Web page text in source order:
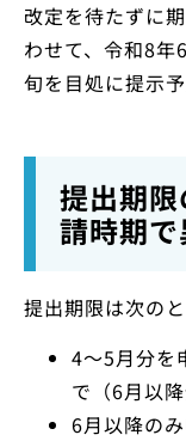
改定を待たずに
わせて、令和8
旬を目処に提示
提出期
請時期で
提出期限は次の
4～5月分を
で（6月以降
6月以降の